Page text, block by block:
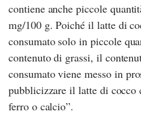
contiene anche piccole
mg/100 g. Poiché il latte di
consumato solo in piccole
contenuto di grassi, il
consumato viene messo in
pubblicizzare il latte di cocco
ferro o calcio”.